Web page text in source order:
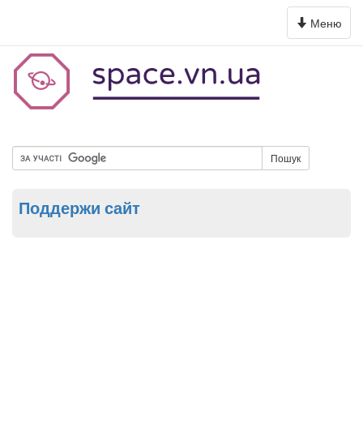
Toggle
navigation
Меню
Пошук
Поддержи сайт